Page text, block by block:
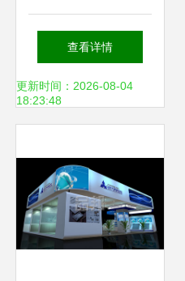
成都展览搭建商以
自营工厂重塑展台
查看详情
更新时间：2026-08-04
18:23:48